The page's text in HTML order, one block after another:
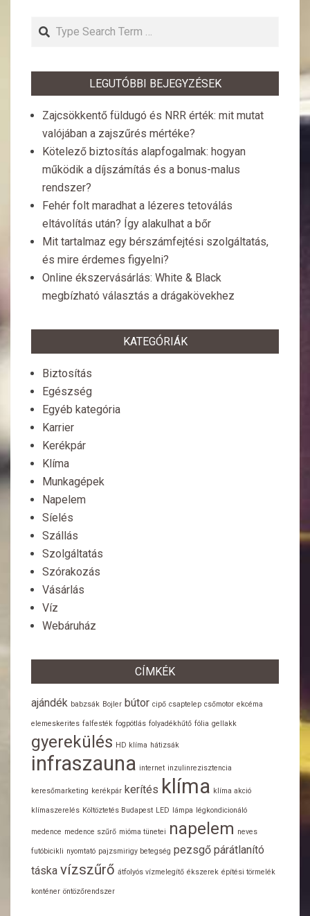
Search
LEGUTÓBBI BEJEGYZÉSEK
Zajcsökkentő füldugó és NRR érték: mit mutat
valójában a zajszűrés mértéke?
Kötelező biztosítás alapfogalmak: hogyan
működik a díjszámítás és a bonus-malus
rendszer?
Fehér folt maradhat a lézeres tetoválás
eltávolítás után? Így alakulhat a bőr
Mit tartalmaz egy bérszámfejtési szolgáltatás,
és mire érdemes figyelni?
Online ékszervásárlás: White & Black
megbízható választás a drágakövekhez
KATEGÓRIÁK
Biztosítás
Egészség
Egyéb kategória
Karrier
Kerékpár
Klíma
Munkagépek
Napelem
Síelés
Szállás
Szolgáltatás
Szórakozás
Vásárlás
Víz
Webáruház
CÍMKÉK
ajándék babzsák Bojler bútor cipő csaptelep csőmotor ekcéma
elemeskerites falfesték fogpótlás folyadékhűtő fólia gellakk
gyerekülés HD klíma hátizsák
infraszauna internet inzulinrezisztencia
keresőmarketing kerékpár kerítés klíma klíma akció
klímaszerelés Költöztetés Budapest LED lámpa légkondicionáló
medence medence szűrő mióma tünetei napelem neves
futóbicikli nyomtató pajzsmirigy betegség pezsgő párátlanító
táska vízszűrő átfolyós vízmelegítő ékszerek építési törmelék
konténer öntözőrendszer